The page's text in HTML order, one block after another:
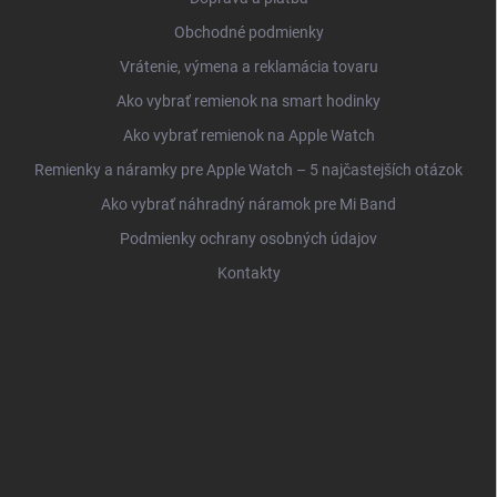
Obchodné podmienky
Vrátenie, výmena a reklamácia tovaru
Ako vybrať remienok na smart hodinky
Ako vybrať remienok na Apple Watch
Remienky a náramky pre Apple Watch – 5 najčastejších otázok
Ako vybrať náhradný náramok pre Mi Band
Podmienky ochrany osobných údajov
Kontakty